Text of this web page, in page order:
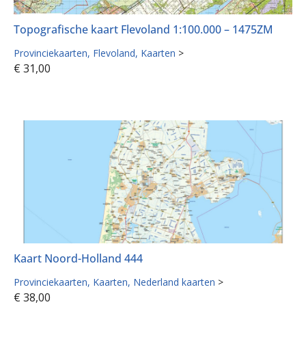
Topografische kaart Flevoland 1:100.000 – 1475ZM
Provinciekaarten Flevoland Kaarten >
€ 31,00
Kaart Noord-Holland 444
Provinciekaarten Kaarten Nederland kaarten >
€ 38,00